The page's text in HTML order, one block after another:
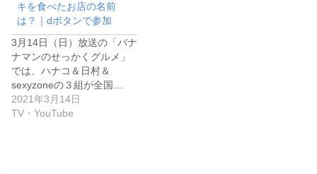
キを食べたお店の名前
は？｜dボタンで参加
3月14日（日）放送の「バナ
ナマンのせっかくグルメ」
では、ハナコ＆日村＆
sexyzoneの３組が全国…
2021年3月14日
TV・YouTube